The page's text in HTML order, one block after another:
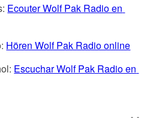
Ecouter Wolf Pak Radio en
Hören Wolf Pak Radio online
Escuchar Wolf Pak Radio en